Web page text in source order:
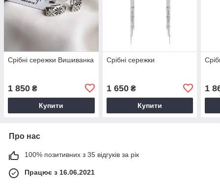
Срібні сережки Вишиванка
1 850 ₴
Купити
Срібні сережки
1 650₴
Купити
1
Про нас
100% позитивних з 35 відгуків за рік
Працює з 16.06.2021